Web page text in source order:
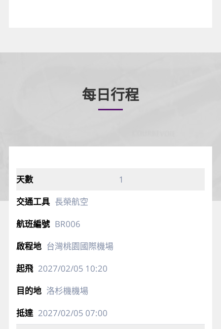
每日行程
1
長榮航空
BR006
台灣桃園國際機場
2027/02/05 10:20
洛杉機機場
2027/02/05 07:00